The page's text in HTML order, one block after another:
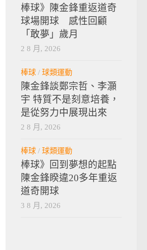
棒球》陳金鋒重返道奇
球場開球 感性回顧
「敢夢」歲月
2 8 月, 2026
棒球 / 球類運動
陳金鋒談鄭宗哲、李灝
宇 特質不是刻意培養，
是從努力中展現出來
2 8 月, 2026
棒球 / 球類運動
棒球》回到夢想的起點
陳金鋒睽違20多年重返
道奇開球
3 8 月, 2026